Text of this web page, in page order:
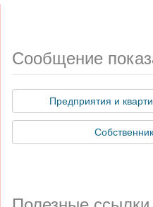
Сообщение
Предприятия и